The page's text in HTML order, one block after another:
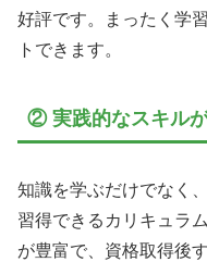
好評です。まったく学
トできます。
② 実践的なスキル
知識を学ぶだけでなく
習得できるカリキュラ
が豊富で、資格取得後